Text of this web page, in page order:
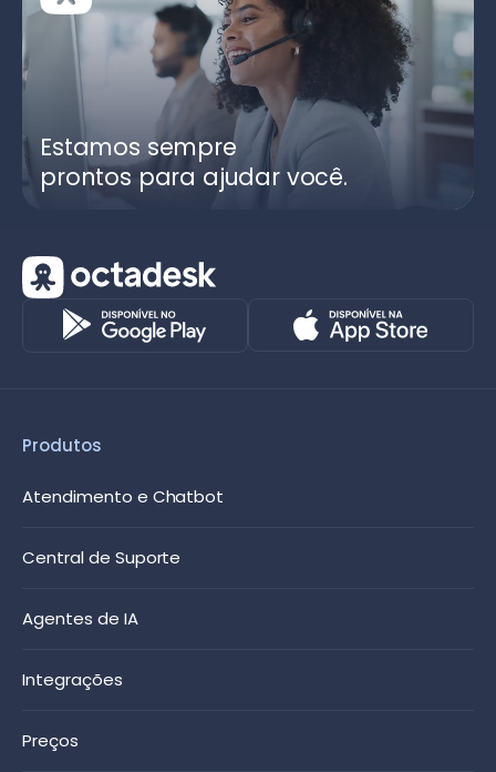
Estamos sempre
prontos para ajudar você.
Produtos
Atendimento e Chatbot
Central de Suporte
Agentes de IA
Integrações
Preços